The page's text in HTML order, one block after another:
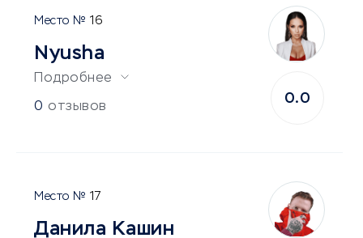
16
Nyusha
Подробнее
0 отзывов
0.0
17
Данила Кашин